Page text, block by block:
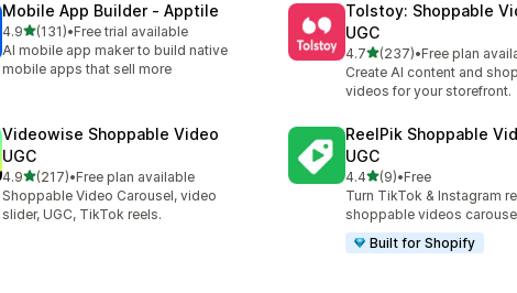
Mobile App Builder ‑ Apptile
4.9별 5개 중
(131)
총 리뷰 131개
•Free trial available
AI mobile app maker to build native
mobile apps that sell more
Tolstoy: Shoppable
UGC
4.7별 5개 중
(237)
총 리뷰 237개
•Free plan
Create AI content and
videos for your storefront.
Videowise Shoppable Video
UGC
4.9별 5개 중
(217)
총 리뷰 217개
•Free plan available
Shoppable Video Carousel, video
slider, UGC, TikTok reels.
ReelPik Shoppable
UGC
4.4별 5개 중
(9)
총 리뷰 9개
•Free
Turn TikTok & Instagram
shoppable videos
Built for Shopify